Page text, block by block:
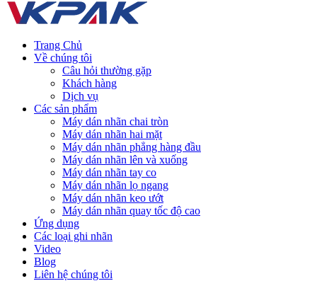
Trang Chủ
Về chúng tôi
Câu hỏi thường gặp
Khách hàng
Dịch vụ
Các sản phẩm
Máy dán nhãn chai tròn
Máy dán nhãn hai mặt
Máy dán nhãn phẳng hàng đầu
Máy dán nhãn lên và xuống
Máy dán nhãn tay co
Máy dán nhãn lọ ngang
Máy dán nhãn keo ướt
Máy dán nhãn quay tốc độ cao
Ứng dụng
Các loại ghi nhãn
Video
Blog
Liên hệ chúng tôi